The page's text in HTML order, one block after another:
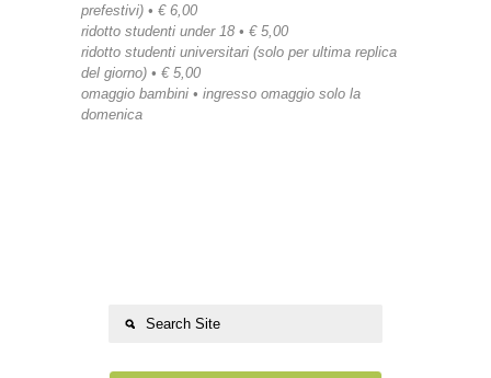
prefestivi) • € 6,00
ridotto studenti under 18 • € 5,00
ridotto studenti universitari (solo per ultima replica
del giorno) • € 5,00
omaggio bambini • ingresso omaggio solo la
domenica